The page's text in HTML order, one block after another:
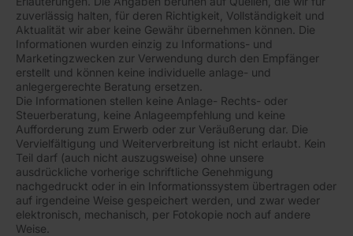
zuverlässig halten, für deren Richtigkeit, Vollständigkeit und
Aktualität wir aber keine Gewähr übernehmen können. Die
Informationen wurden einzig zu Informations- und
Marketingzwecken zur Verwendung durch den Empfänger
erstellt und können keine individuelle anlage- und
anlegergerechte Beratung ersetzen.
Die Informationen stellen keine Anlage- Rechts- oder
Steuerberatung, keine Anlageempfehlung und keine
Aufforderung zum Erwerb oder zur Veräußerung dar. Die
Vervielfältigung und Weiterverbreitung ist nicht erlaubt. Kein
Teil darf (auch nicht auszugsweise) ohne unsere
ausdrückliche vorherige schriftliche Genehmigung
nachgedruckt oder in ein Informationssystem übertragen oder
auf irgendeine Weise gespeichert werden, und zwar weder
elektronisch, mechanisch, per Fotokopie noch auf andere
Weise.